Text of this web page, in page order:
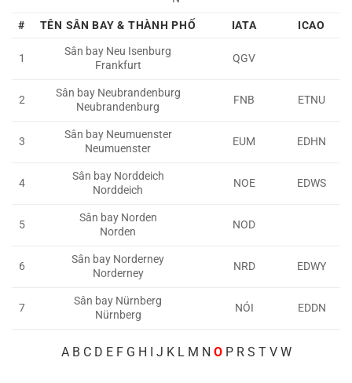
#
TÊN SÂN BAY & THÀNH PHỐ IATA ICAO
1
Sân bay Neu Isenburg
Frankfurt
QGV
2
Sân bay Neubrandenburg
Neubrandenburg
FNB ETNU
3
Sân bay Neumuenster
Neumuenster
EUM EDHN
4
Sân bay Norddeich
Norddeich
NOE EDWS
5
Sân bay Norden
Norden
NOD
6
Sân bay Norderney
Norderney
NRD EDWY
7
Sân bay Nürnberg
Nürnberg
NÓI EDDN
A B C D E F G H I J K L M N OP R S T V W